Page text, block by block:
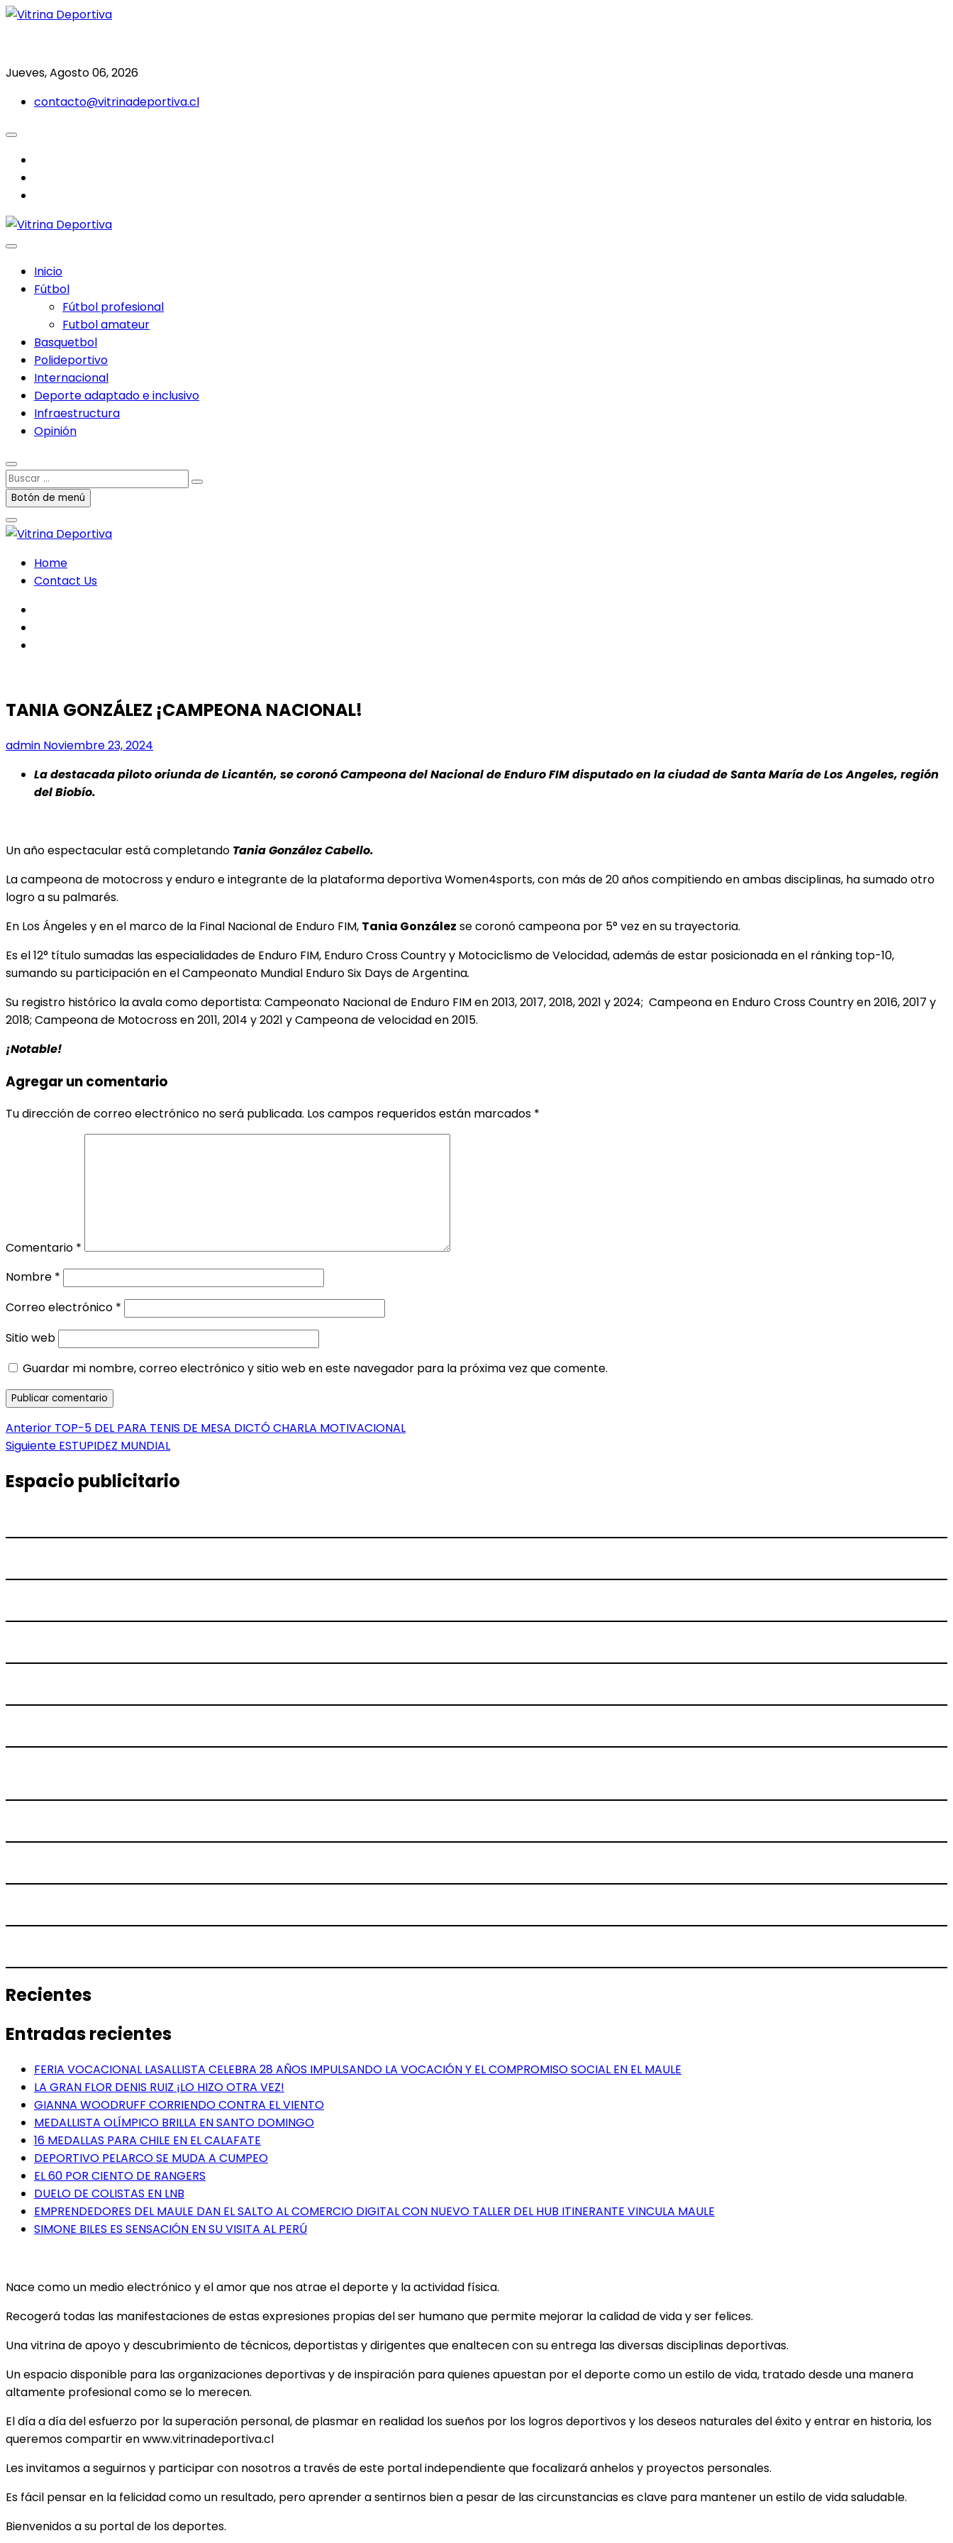
Saltar
Jueves, Agosto 06, 2026
contacto@vitrinadeportiva.cl
Inicio
Fútbol
Fútbol profesional
Futbol amateur
Basquetbol
Polideportivo
Internacional
Deporte adaptado e inclusivo
Infraestructura
Opinión
Buscar
…Botón de menú
Home
Contact Us
TANIA GONZÁLEZ ¡CAMPEONA NACIONAL!
admin Noviembre 23, 2024
La destacada piloto oriunda de Licantén, se coronó Campeona del Nacional de Enduro FIM disputado en la ciudad de Santa María de Los Angeles, región
del Biobío.
Un año espectacular está completando Tania González Cabello.
La campeona de motocross y enduro e integrante de la plataforma deportiva Women4sports, con más de 20 años compitiendo en ambas disciplinas, ha sumadootro
logro a su palmarés.
En Los Ángeles y en el marco de la Final Nacional de Enduro FIM, Tania González se coronó campeona por 5° vez en su trayectoria.
Es el 12° título sumadas las especialidades de Enduro FIM, Enduro Cross Country y Motociclismo de Velocidad, además de estar posicionada en el ránking top-10,
sumando su participación en el Campeonato Mundial Enduro Six Days de Argentina.
Su registro histórico la avala como deportista: Campeonato Nacional de Enduro FIM en 2013, 2017, 2018, 2021 y 2024; Campeona en Enduro Cross Country en 2016, 2017 y
2018; Campeona de Motocross en 2011, 2014 y 2021 y Campeona de velocidad en 2015.
¡Notable!
Agregar un comentario
Tu dirección de correo electrónico no será publicada. Los campos requeridos están marcados *
Comentario *
Nombre *
Correo electrónico *
Sitio web
Guardar mi nombre, correo electrónico y sitio web en este navegador para la próxima vez que comente.
Navegación
de
entradas
Anterior Entrada
anterior:
TOP-5 DEL PARA TENIS DE MESA DICTÓ CHARLA MOTIVACIONAL
Siguiente Entrada
ESTUPIDEZ MUNDIAL
Espacio publicitario
Recientes
Entradas recientes
FERIA VOCACIONAL LASALLISTA CELEBRA 28 AÑOS IMPULSANDO LA VOCACIÓN Y EL COMPROMISO SOCIAL EN EL MAULE
LA GRAN FLOR DENIS RUIZ ¡LO HIZO OTRA VEZ!
GIANNA WOODRUFF CORRIENDO CONTRA EL VIENTO
MEDALLISTA OLÍMPICO BRILLA EN SANTO DOMINGO
16 MEDALLAS PARA CHILE EN EL CALAFATE
DEPORTIVO PELARCO SE MUDA A CUMPEO
EL 60 POR CIENTO DE RANGERS
DUELO DE COLISTAS EN LNB
EMPRENDEDORES DEL MAULE DAN EL SALTO AL COMERCIO DIGITAL CON NUEVO TALLER DEL HUB ITINERANTE VINCULA MAULE
SIMONE BILES ES SENSACIÓN EN SU VISITA AL PERÚ
Nace como un medio electrónico y el amor que nos atrae el deporte y la actividad física.
Recogerá todas las manifestaciones de estas expresiones propias del ser humano que permite mejorar la calidad de vida y ser felices.
Una vitrina de apoyo y descubrimiento de técnicos, deportistas y dirigentes que enaltecen con su entrega las diversas disciplinas deportivas.
Un espacio disponible para las organizaciones deportivas y de inspiración para quienes apuestan por el deporte como un estilo de vida, tratado desde una manera
altamente profesional como se lo merecen.
El día a día del esfuerzo por la superación personal, de plasmar en realidad los sueños por los logros deportivos y los deseos naturales del éxito y entrar en historia, los
queremos compartir en www.vitrinadeportiva.cl
Les invitamos a seguirnos y participar con nosotros a través de este portal independiente que focalizará anhelos y proyectos personales.
Es fácil pensar en la felicidad como un resultado, pero aprender a sentirnos bien a pesar de las circunstancias es clave para mantener un estilo de vida saludable.
Bienvenidos a su portal de los deportes.